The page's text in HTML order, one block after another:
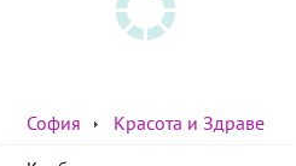
София Красота и Здраве